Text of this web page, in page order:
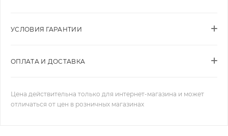
УСЛОВИЯ ГАРАНТИИ
ОПЛАТА И ДОСТАВКА
Цена действительна только для интернет-магазина и может
отличаться от цен в розничных магазинах